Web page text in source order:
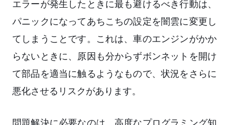
エラーが発生したときに最も避けるべき行動は、
パニックになってあちこちの設定を闇雲に変更し
てしまうことです。これは、車のエンジンがかか
らないときに、原因も分からずボンネットを開け
て部品を適当に触るようなもので、状況をさらに
悪化させるリスクがあります。
問題解決に必要なのは、高度なプログラミング知